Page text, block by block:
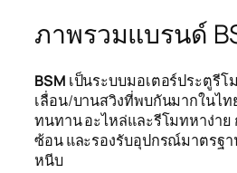
ภาพรวมแบรนด์
BSM เป็นระบบมอเตอร์ประตูรี
เลื่อน/บานสวิงที่พบกันมากในไ
ทนทาน อะไหล่และรีโมทหาง่าย
ซ้อน และรองรับอุปกรณ์มาตรฐา
หนีบ